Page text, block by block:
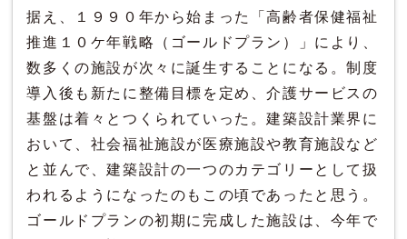
据え、１９９０年から始まった「高齢者保健福祉
推進１０ケ年戦略（ゴールドプラン）」により、
数多くの施設が次々に誕生することになる。制度
導入後も新たに整備目標を定め、介護サービスの
基盤は着々とつくられていった。建築設計業界に
おいて、社会福祉施設が医療施設や教育施設など
と並んで、建築設計の一つのカテゴリーとして扱
われるようになったのもこの頃であったと思う。
ゴールドプランの初期に完成した施設は、今年で